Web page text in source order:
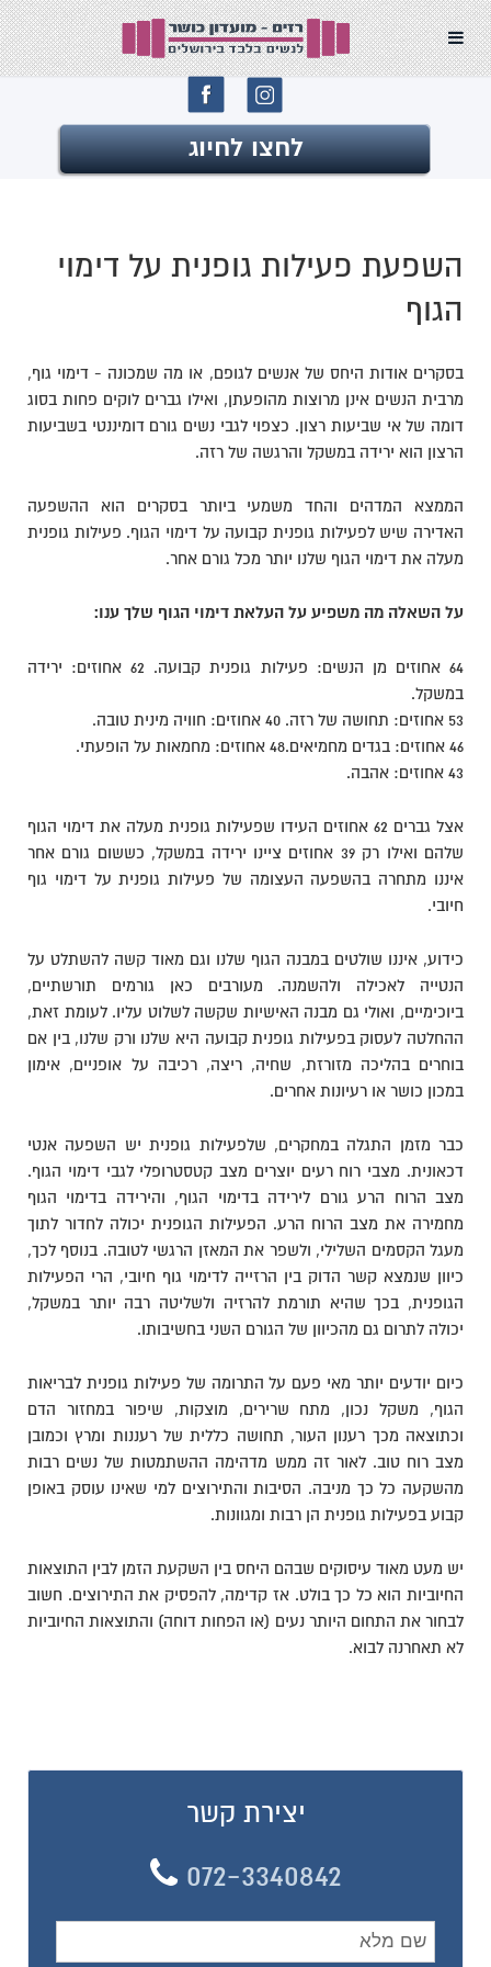
לחצו לחיוג
השפעת פעילות גופנית על דימוי
הגוף
בסקרים אודות היחס של אנשים לגופם, או מה שמכונה - דימוי גוף,
מרבית הנשים אינן מרוצות מהופעתן, ואילו גברים לוקים פחות בסוג
דומה של אי שביעות רצון. כצפוי לגבי נשים גורם דומיננטי בשביעות
הרצון הוא ירידה במשקל והרגשה של רזה.
הממצא המדהים והחד משמעי ביותר בסקרים הוא ההשפעה
האדירה שיש לפעילות גופנית קבועה על דימוי הגוף. פעילות גופנית
מעלה את דימוי הגוף שלנו יותר מכל גורם אחר.
על השאלה מה משפיע על העלאת דימוי הגוף שלך ענו:
64 אחוזים מן הנשים: פעילות גופנית קבועה. 62 אחוזים: ירידה
במשקל.
53 אחוזים: תחושה של רזה. 40 אחוזים: חוויה מינית טובה.
46 אחוזים: בגדים מחמיאים.48 אחוזים: מחמאות על הופעתי.
43 אחוזים: אהבה.
אצל גברים 62 אחוזים העידו שפעילות גופנית מעלה את דימוי הגוף
שלהם ואילו רק 39 אחוזים ציינו ירידה במשקל, כששום גורם אחר
איננו מתחרה בהשפעה העצומה של פעילות גופנית על דימוי גוף
חיובי.
כידוע, איננו שולטים במבנה הגוף שלנו וגם מאוד קשה להשתלט על
הנטייה לאכילה ולהשמנה. מעורבים כאן גורמים תורשתיים,
ביוכימיים, ואולי גם מבנה האישיות שקשה לשלוט עליו. לעומת זאת,
ההחלטה לעסוק בפעילות גופנית קבועה היא שלנו ורק שלנו, בין אם
בוחרים בהליכה מזורזת, שחיה, ריצה, רכיבה על אופניים, אימון
במכון כושר או רעיונות אחרים.
כבר מזמן התגלה במחקרים, שלפעילות גופנית יש השפעה אנטי
דכאונית. מצבי רוח רעים יוצרים מצב קטסטרופלי לגבי דימוי הגוף.
מצב הרוח הרע גורם לירידה בדימוי הגוף, והירידה בדימוי הגוף
מחמירה את מצב הרוח הרע. הפעילות הגופנית יכולה לחדור לתוך
מעגל הקסמים השלילי, ולשפר את המאזן הרגשי לטובה. בנוסף לכך,
כיוון שנמצא קשר הדוק בין הרזייה לדימוי גוף חיובי, הרי הפעילות
הגופנית, בכך שהיא תורמת להרזיה ולשליטה רבה יותר במשקל,
יכולה לתרום גם מהכיוון של הגורם השני בחשיבותו.
כיום יודעים יותר מאי פעם על התרומה של פעילות גופנית לבריאות
הגוף, משקל נכון, מתח שרירים, מוצקות, שיפור במחזור הדם
וכתוצאה מכך רענון העור, תחושה כללית של רעננות ומרץ וכמובן
מצב רוח טוב. לאור זה ממש מדהימה ההשתמטות של נשים רבות
מהשקעה כל כך מניבה. הסיבות והתירוצים למי שאינו עוסק באופן
קבוע בפעילות גופנית הן רבות ומגוונות.
יש מעט מאוד עיסוקים שבהם היחס בין השקעת הזמן לבין התוצאות
החיוביות הוא כל כך בולט. אז קדימה, להפסיק את התירוצים. חשוב
לבחור את התחום היותר נעים (או הפחות דוחה) והתוצאות החיוביות
לא תאחרנה לבוא.
יצירת קשר
072-3340842